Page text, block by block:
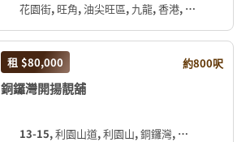
花園街, 旺角, 油尖旺區, 九龍, 香港, 中国
租 $80,000 約800呎
銅鑼灣開揚靚舖
13-15, 利園山道, 利園山, 銅鑼灣, 灣仔區, 香港島, 香港, 中国